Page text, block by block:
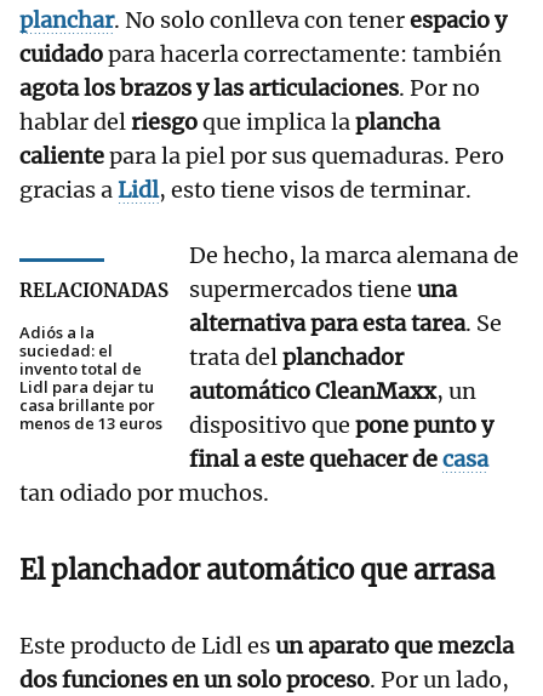
planchar. No solo conlleva con tenerespacio y
cuidadopara hacerla correctamente: también
agota los brazos y las articulaciones. Por no
hablar delriesgoque implica laplancha
calientepara la piel por sus quemaduras. Pero
gracias aLidl, esto tiene visos de terminar.
RELACIONADAS
Adiós a la
suciedad: el
invento total de
Lidl para dejar tu
casa brillante por
menos de 13 euros
De hecho, la marca alemana de
supermercados tiene una
alternativa para esta tarea. Se
trata delplanchador
automático CleanMaxx, un
dispositivo que pone punto y
final a este quehacer decasa
tan odiado por muchos.
El planchador automático que arrasa
Este producto de Lidl esun aparato que mezcla
dos funciones en un solo proceso. Por un lado,